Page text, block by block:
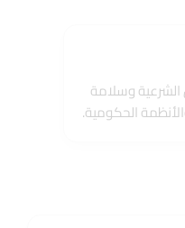
وسلامة
الحكومية.